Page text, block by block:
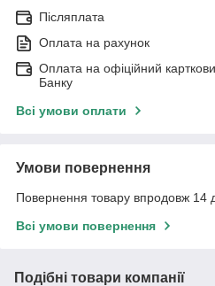
Післяплата
Оплата на рахунок
Оплата на офіційний
Банку
Всі умови оплати
Умови повернення
Повернення товару впродовж 14
Всі умови повернення
Подібні товари компанії